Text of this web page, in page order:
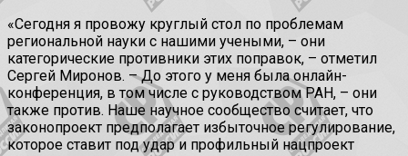
«Сегодня я провожу круглый стол по проблемам
региональной науки с нашими учеными, – они
категорические противники этих поправок, – отметил
Сергей Миронов. – До этого у меня была онлайн-
конференция, в том числе с руководством РАН, – они
также против. Наше научное сообщество считает, что
законопроект предполагает избыточное регулирование,
которое ставит под удар и профильный нацпроект